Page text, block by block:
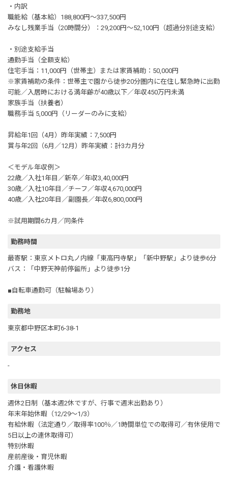
・内訳
職能給（基本給）188,800円～337,500円
みなし残業手当（20時間分）：29,200円～52,100円（超過分別途支給）
・別途支給手当
通勤手当（全額支給）
住宅手当：11,000円（世帯主）または家賃補助：50,000円
※家賃補助の条件：世帯主で園から徒歩20分圏内に在住し緊急時に出勤
可能／入居時における満年齢が40歳以下／年収450万円未満
家族手当（扶養者）
職務手当 5,000円（リーダーのみに支給）
昇給年1回（4月）昨年実績：7,500円
賞与年2回（6月／12月）昨年実績：計3カ月分
＜モデル年収例＞
22歳／入社1年目／新卒／年収3,40,000円
30歳／入社10年目／チーフ／年収4,670,000円
40歳／入社20年目／副園長／年収6,800,000円
※試用期間6カ月／同条件
勤務時間
最寄駅：東京メトロ丸ノ内線「東高円寺駅」「新中野駅」より徒歩6分
バス：「中野天神前停留所」より徒歩1分
■自転車通勤可（駐輪場あり）
勤務地
東京都中野区本町6-38-1
アクセス
-
休日休暇
週休2日制（基本週2休ですが、行事で週末出勤あり）
年末年始休暇（12/29～1/3）
有給休暇（法定通り／取得率100％／1時間単位での取得可／有休使用で
5日以上の連休取得可）
特別休暇
産前産後・育児休暇
介護・看護休暇